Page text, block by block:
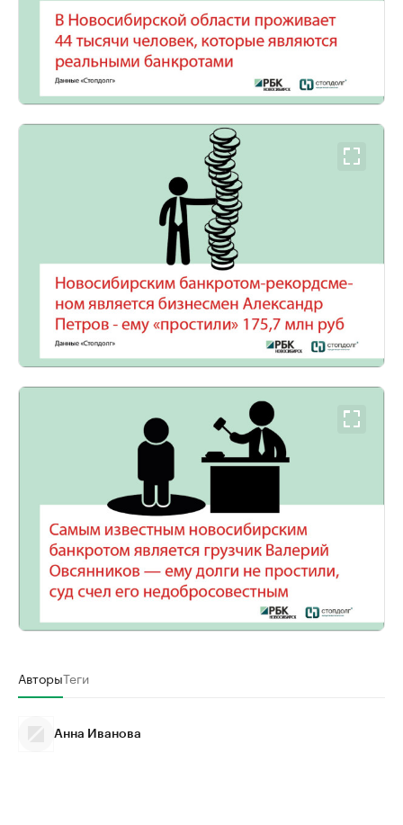
АвторыТеги
Анна Иванова